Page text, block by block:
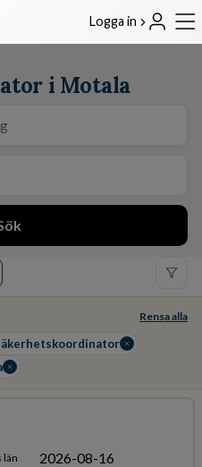
Logga in
i Motala
Rensa alla
län 2026-08-16